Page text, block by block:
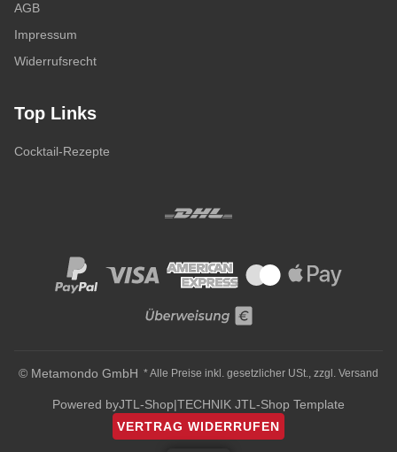
AGB
Impressum
Widerrufsrecht
Top Links
Cocktail-Rezepte
© Metamondo GmbH * Alle Preise inkl. gesetzlicher USt., zzgl. Versand
Powered byJTL-Shop|TECHNIK JTL-Shop Template
VERTRAG WIDERRUFEN